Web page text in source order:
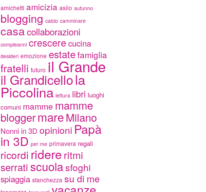
amichetti amicizia asilo autunno
blogging calcio camminare
casacollaborazioni
compleanni crescere cucina
desideri emozione estatefamiglia
fratelli futuro il Grande
il Grandicellola
Piccolina lettura libri luoghi
comuni mamme mamme
bloggermareMilano
Nonni in 3D opinioni Papà
in 3D per me primavera regali
ricordi ridere ritmi
serrati scuolasfoghi
spiaggia stanchezza su di me